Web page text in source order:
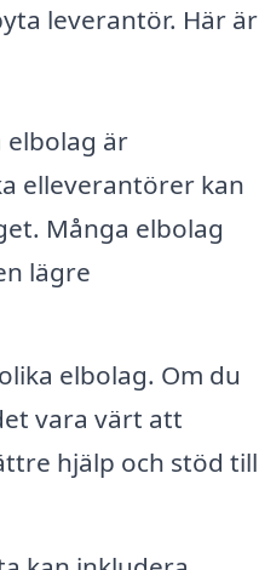
leverantör. Här är
elbolag är
elleverantörer kan
Många elbolag
lägre
elbolag. Om du
vara värt att
hjälp och stöd till